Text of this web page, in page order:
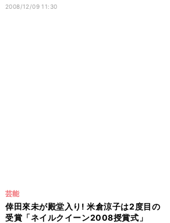
2008/12/09 11:30
芸能
倖田來未が殿堂入り! 米倉涼子は2度目の
受賞「ネイルクイーン2008授賞式」